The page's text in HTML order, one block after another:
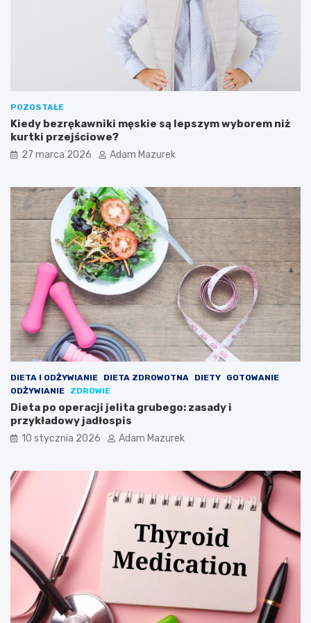
POZOSTAŁE
Kiedy bezrękawniki męskie są lepszym wyborem niż
kurtki przejściowe?
27 marca 2026 Adam Mazurek
DIETA I ODŻYWIANIE DIETA ZDROWOTNA DIETY
GOTOWANIE
ODŻYWIANIE
ZDROWIE
Dieta po operacji jelita grubego: zasady i
przykładowy jadłospis
10 stycznia 2026 Adam Mazurek